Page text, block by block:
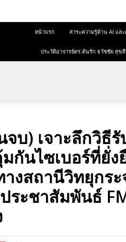
หน้าแรก สาระความรู้ด้าน AI แล
ประวัติอาจารย์ดร.ต้นรัก ธวัชชัย สุข
จบ) เจาะลึกวิธี
กันไซเบอร์ที่ยั่
งสถานีวิทยุกระ
ระชาสัมพันธ์